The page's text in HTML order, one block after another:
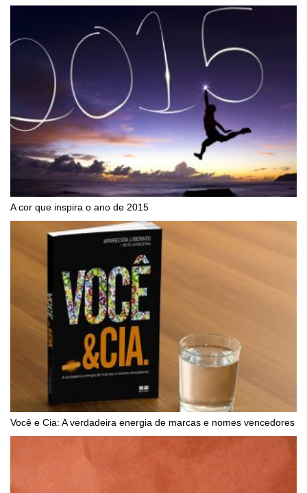
A cor que inspira o ano de 2015
Você e Cia: A verdadeira energia de marcas e nomes vencedores